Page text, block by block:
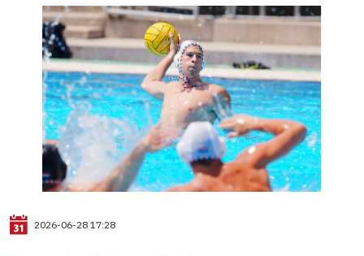
2026-06-28 17:28